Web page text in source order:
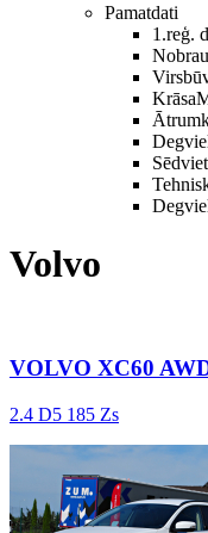
Pamatdati
1.reģ.
Krāsa
Volvo
VOLVO XC60
2.4 D5 185 Zs